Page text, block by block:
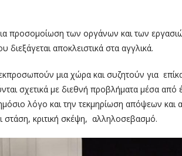
προσομοίωση των οργάνων και των
διεξάγεται αποκλειστικά στα αγγλικά.
μια χώρα και συζητούν για
σχετικά με διεθνή προβλήματα μέσα από
λόγο και την τεκμηρίωση απόψεων και
στάση, κριτική σκέψη, αλληλοσεβασμό.